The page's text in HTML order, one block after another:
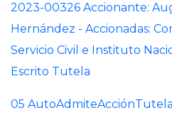
2023-00326 Accionante:
Hernández - Accionadas:
Servicio Civil e Instituto
Escrito Tutela
05 AutoAdmiteAcciónTutela